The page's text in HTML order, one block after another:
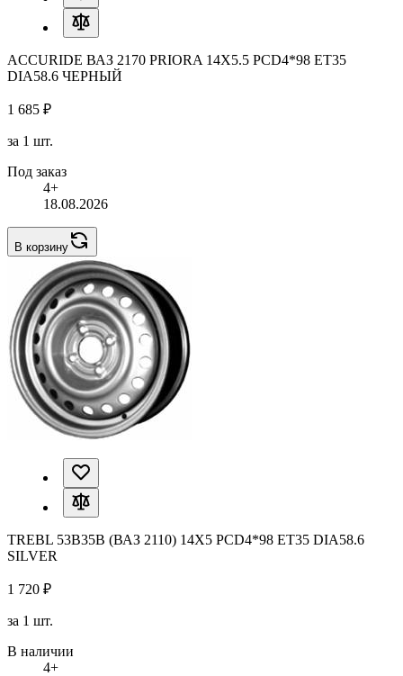
ACCURIDE ВАЗ 2170 PRIORA 14X5.5 PCD4*98 ET35
DIA58.6 ЧЕРНЫЙ
1 685 ₽
за 1 шт.
Под заказ
4+
18.08.2026
В корзину
TREBL 53B35B (ВАЗ 2110) 14X5 PCD4*98 ET35 DIA58.6
SILVER
1 720 ₽
за 1 шт.
В наличии
4+